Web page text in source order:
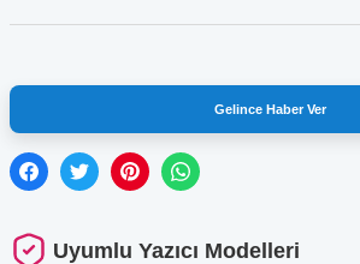
Gelince Haber Ver
Uyumlu Yazıcı Modelleri